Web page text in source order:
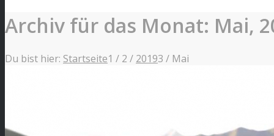
Archiv für das Monat: Mai,
Du bist hier: Startseite1 / 2 / 20193 / Mai